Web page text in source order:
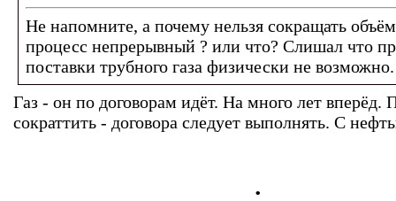
Не напомните, а почему нельзя сокращать
процесс непрерывный ? или что? Слишал что
поставки трубного газа физически не возможно.
Газ - он по договорам идёт. На много лет вперёд.
сократтить - договора следует выполнять. С
.